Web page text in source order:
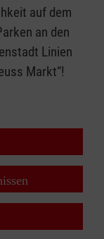
auf dem
Linien
Markt“!